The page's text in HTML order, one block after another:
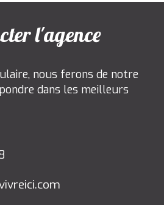
l'agence
nous ferons de notre
dans les meilleurs